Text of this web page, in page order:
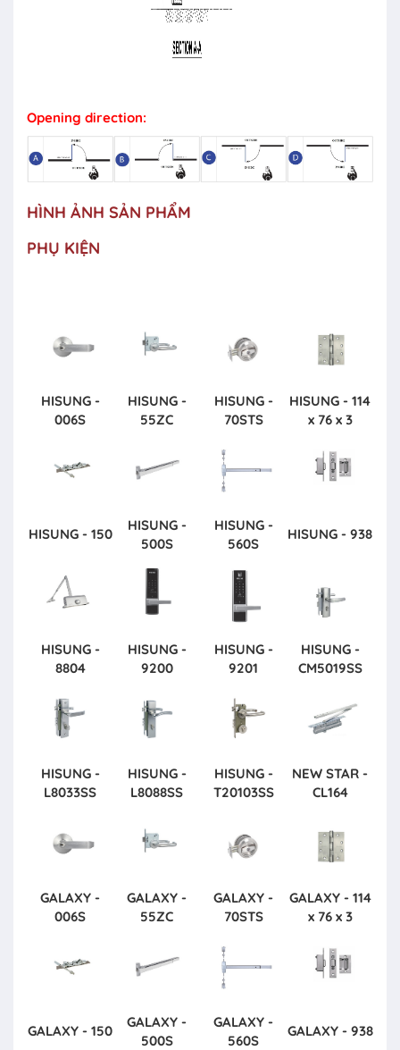
Opening direction:
HÌNH ẢNH SẢN PHẨM
PHỤ KIỆN
HISUNG -
006S
HISUNG -
55ZC
HISUNG -
70STS
HISUNG - 114
x 76 x 3
HISUNG - 150
HISUNG -
500S
HISUNG -
560S
HISUNG - 938
HISUNG -
8804
HISUNG -
9200
HISUNG -
9201
HISUNG -
CM5019SS
HISUNG -
L8033SS
HISUNG -
L8088SS
HISUNG -
T20103SS
NEW STAR -
CL164
GALAXY -
006S
GALAXY -
55ZC
GALAXY -
70STS
GALAXY - 114
x 76 x 3
GALAXY - 150
GALAXY -
500S
GALAXY -
560S
GALAXY - 938